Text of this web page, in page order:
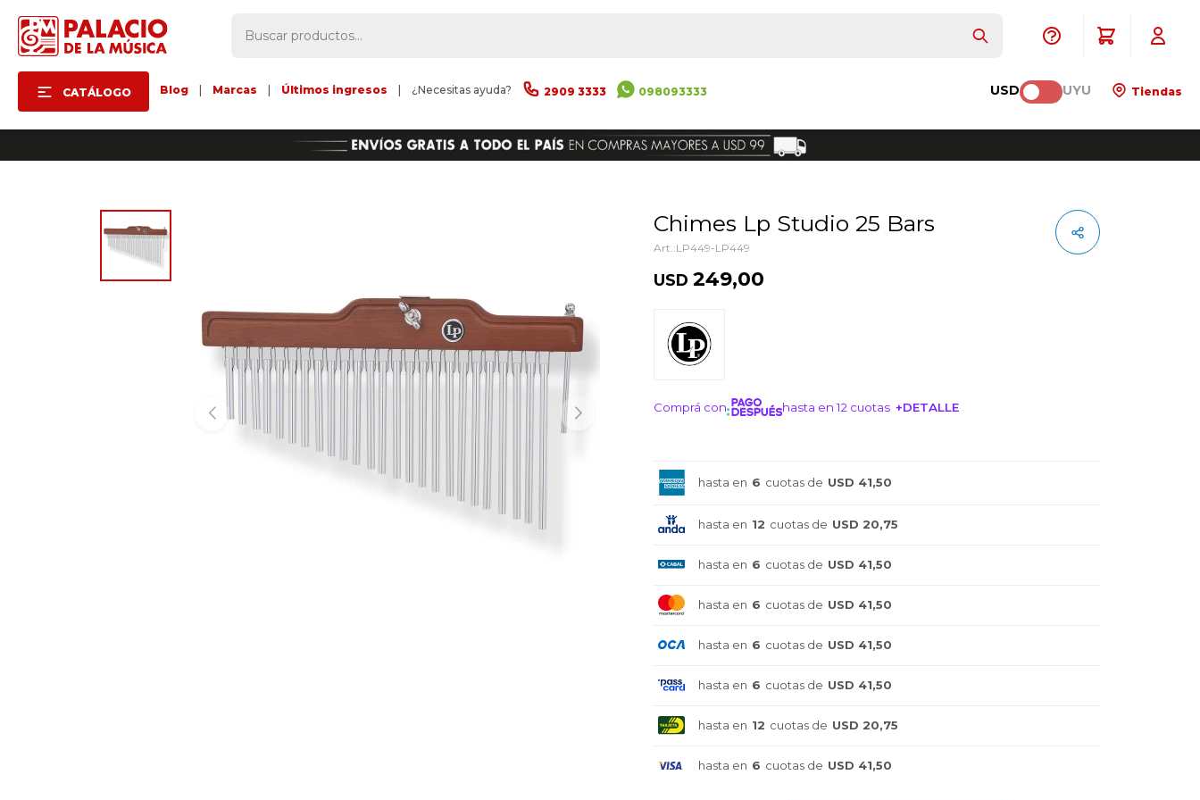
CATÁLOGO Blog Marcas Últimos ingresos ¿Necesitas ayuda? 2909 3333 098093333 USD UYU Tiendas
Chimes Lp Studio 25 Bars
LP449-LP449
USD 249,00
Comprá con hasta en 12 cuotas +DETALLE
hasta en 6 cuotas de USD 41,50
hasta en 12 cuotas de USD 20,75
hasta en 6 cuotas de USD 41,50
hasta en 6 cuotas de USD 41,50
hasta en 6 cuotas de USD 41,50
hasta en 6 cuotas de USD 41,50
hasta en 12 cuotas de USD 20,75
hasta en 6 cuotas de USD 41,50